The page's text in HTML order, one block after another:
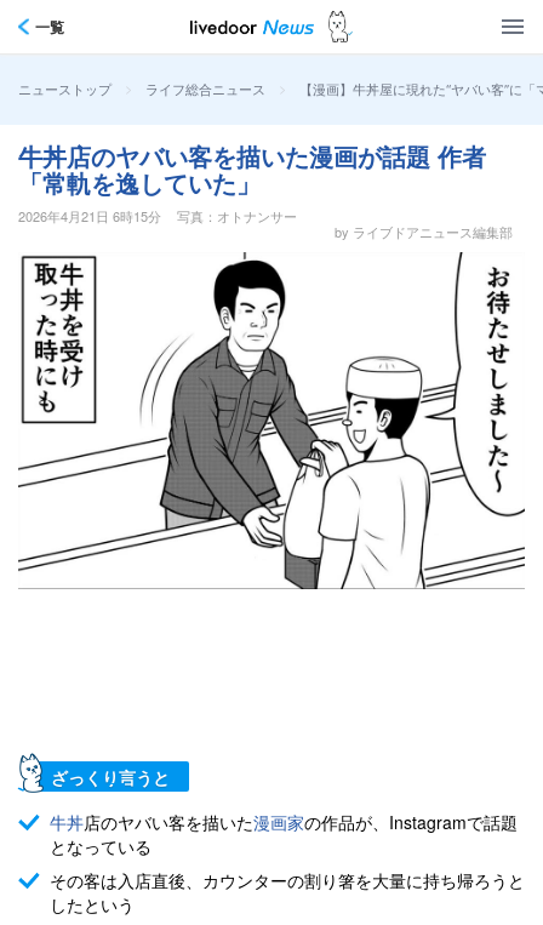
一覧
ニューストップ > ライフ総合ニュース > 【漫画】牛丼屋に現れた“ヤバい客”に
牛丼店のヤバい客を描いた漫画が話題 作者
「常軌を逸していた」
2026年4月21日 6時15分
写真：オトナンサー
by ライブドアニュース編集部
ざっくり言うと
牛丼店のヤバい客を描いた漫画家の作品が、Instagramで話題
となっている
その客は入店直後、カウンターの割り箸を大量に持ち帰ろうと
したという